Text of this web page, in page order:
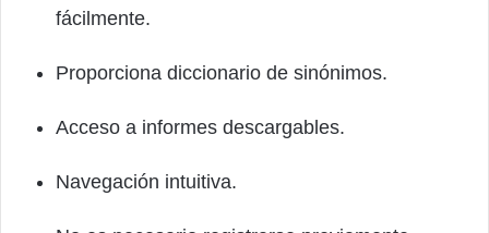
fácilmente.
Proporciona diccionario de sinónimos.
Acceso a informes descargables.
Navegación intuitiva.